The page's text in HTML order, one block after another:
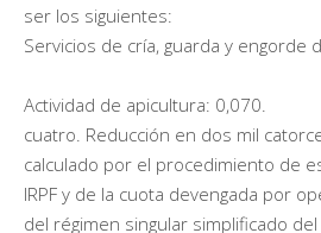
ser los siguientes:
Servicios de cría, guarda y engorde
Actividad de apicultura: 0,070.
cuatro. Reducción en dos mil
calculado por el procedimiento de
IRPF y de la cuota devengada por
del régimen singular simplificado